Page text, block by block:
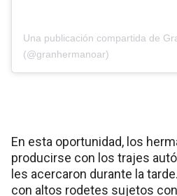
Una publicación compartida de
(@granhermanoar)
En esta oportunidad, los
producirse con los trajes
les acercaron durante la
con altos rodetes sujetos